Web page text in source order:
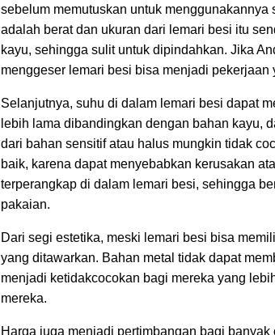
sebelum memutuskan untuk
adalah berat dan ukuran dari lemari besi itu
kayu, sehingga sulit untuk dipindahkan. Jika
menggeser lemari besi bisa menjadi pekerjaan
Selanjutnya, suhu di dalam lemari besi dapat
lebih lama dibandingkan dengan bahan kayu,
dari bahan sensitif atau halus mungkin tidak
baik, karena dapat menyebabkan kerusakan
terperangkap di dalam lemari besi, sehingga
pakaian.
Dari segi estetika, meski lemari besi bisa
yang ditawarkan. Bahan metal tidak dapat
menjadi ketidakcocokan bagi mereka yang
mereka.
Harga juga menjadi pertimbangan bagi